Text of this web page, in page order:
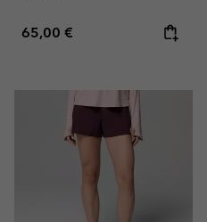
Regular price:
65,00 €